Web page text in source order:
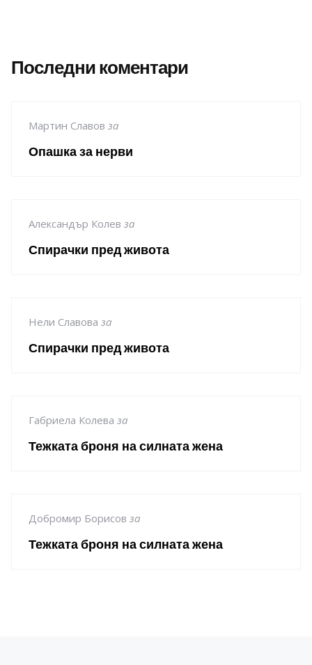
Последни коментари
Мартин Славов за
Опашка за нерви
Александър Колев за
Спирачки пред живота
Нели Славова за
Спирачки пред живота
Габриела Колева за
Тежката броня на силната жена
Добромир Борисов за
Тежката броня на силната жена